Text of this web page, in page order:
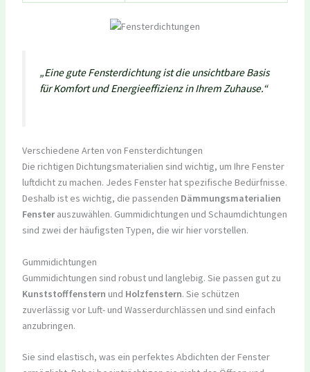
„Eine gute Fensterdichtung ist die unsichtbare Basis
für Komfort und Energieeffizienz in Ihrem Zuhause.“
Verschiedene Arten von Fensterdichtungen
Die richtigen Dichtungsmaterialien sind wichtig, um Ihre Fenster
luftdicht zu machen. Jedes Fenster hat spezifische Bedürfnisse.
Deshalb ist es wichtig, die passenden Dämmungsmaterialien
Fensterauszuwählen. Gummidichtungen und Schaumdichtungen
sind zwei der häufigsten Typen, die wir hier vorstellen.
Gummidichtungen
Gummidichtungen sind robust und langlebig. Sie passen gut zu
Kunststofffenstern und Holzfenstern. Sie schützen
zuverlässig vor Luft- und Wasserdurchlässen und sind einfach
anzubringen.
Sie sind elastisch, was ein perfektes Abdichten der Fenster